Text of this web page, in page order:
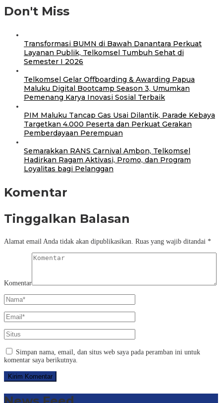
Don't Miss
Transformasi BUMN di Bawah Danantara Perkuat
Layanan Publik, Telkomsel Tumbuh Sehat di
Semester I 2026
Telkomsel Gelar Offboarding & Awarding Papua
Maluku Digital Bootcamp Season 3, Umumkan
Pemenang Karya Inovasi Sosial Terbaik
PIM Maluku Tancap Gas Usai Dilantik, Parade Kebaya
Targetkan 4.000 Peserta dan Perkuat Gerakan
Pemberdayaan Perempuan
Semarakkan RANS Carnival Ambon, Telkomsel
Hadirkan Ragam Aktivasi, Promo, dan Program
Loyalitas bagi Pelanggan
Komentar
Tinggalkan Balasan
Alamat email Anda tidak akan dipublikasikan. Ruas yang wajib ditandai *
Komentar
Simpan nama, email, dan situs web saya pada peramban ini untuk
komentar saya berikutnya.